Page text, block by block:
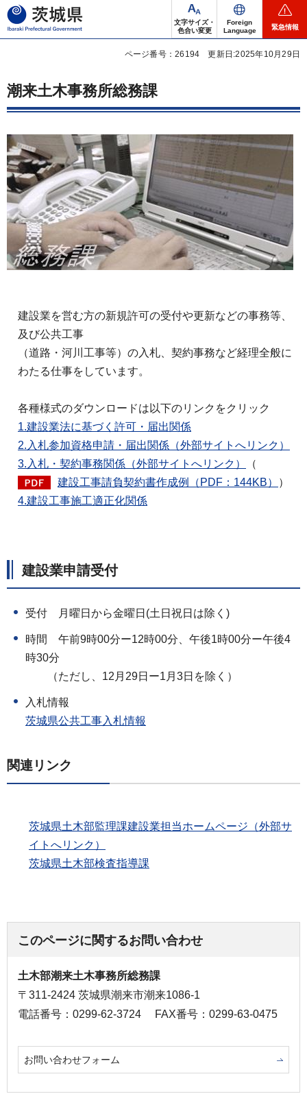
茨城県
文字サイズ・
色合い変更
Foreign
Language
緊急情報
ページ番号：26194 更新日:2025年10月29日
潮来土木事務所総務課
建設業を営む方の新規許可の受付や更新などの事務等、
及び公共工事
（道路・河川工事等）の入札、契約事務など経理全般に
わたる仕事をしています。
各種様式のダウンロードは以下のリンクをクリック
1.建設業法に基づく許可・届出関係
2.入札参加資格申請・届出関係（外部サイトへリンク）
3.入札・契約事務関係（外部サイトへリンク）
（
建設工事請負契約書作成例（PDF：144KB）
）
4.建設工事施工適正化関係
建設業申請受付
受付 月 曜日から金曜日(土日祝日は除く)
時間 午前9時00分ー12時00分、午後1時00分ー午後4
時30分
（ただし
、12月29日ー1月3日を除く）
入札情報
茨城県公共工事入札情報
関連リンク
茨城県土木部監理課建設業担当ホームページ（外部サ
イトへリンク）
茨城県土木部検査指導課
このページに関するお問い合わせ
土木部潮来土木事務所総務課
〒311-2424 茨城県潮来市潮来1086-1
電話番号：0299-62-3724
FAX番号：0299-63-0475
お問い合わせフォーム